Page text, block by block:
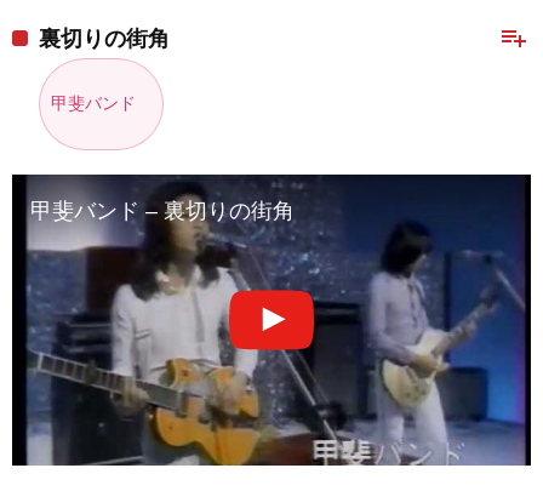
playlist_add
裏切りの街角
甲斐バンド
甲斐バンド – 裏切りの街角